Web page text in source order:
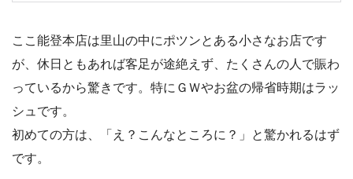
ここ能登本店は里山の中にポツンとある小さなお店です
が、休日ともあれば客足が途絶えず、たくさんの人で賑わ
っているから驚きです。特にＧＷやお盆の帰省時期はラッ
シュです。
初めての方は、「え？こんなところに？」と驚かれるはず
です。